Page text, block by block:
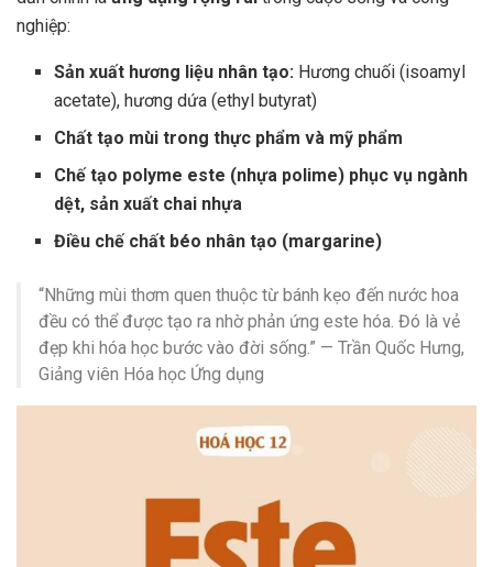
nghiệp:
Sản xuất hương liệu nhân tạo: Hương chuối (isoamyl
acetate), hương dứa (ethyl butyrat)
Chất tạo mùi trong thực phẩm và mỹ phẩm
Chế tạo polyme este (nhựa polime) phục vụ ngành
dệt, sản xuất chai nhựa
Điều chế chất béo nhân tạo (margarine)
“Những mùi thơm quen thuộc từ bánh kẹo đến nước hoa
đều có thể được tạo ra nhờ phản ứng este hóa. Đó là vẻ
đẹp khi hóa học bước vào đời sống.” — Trần Quốc Hưng,
Giảng viên Hóa học Ứng dụng